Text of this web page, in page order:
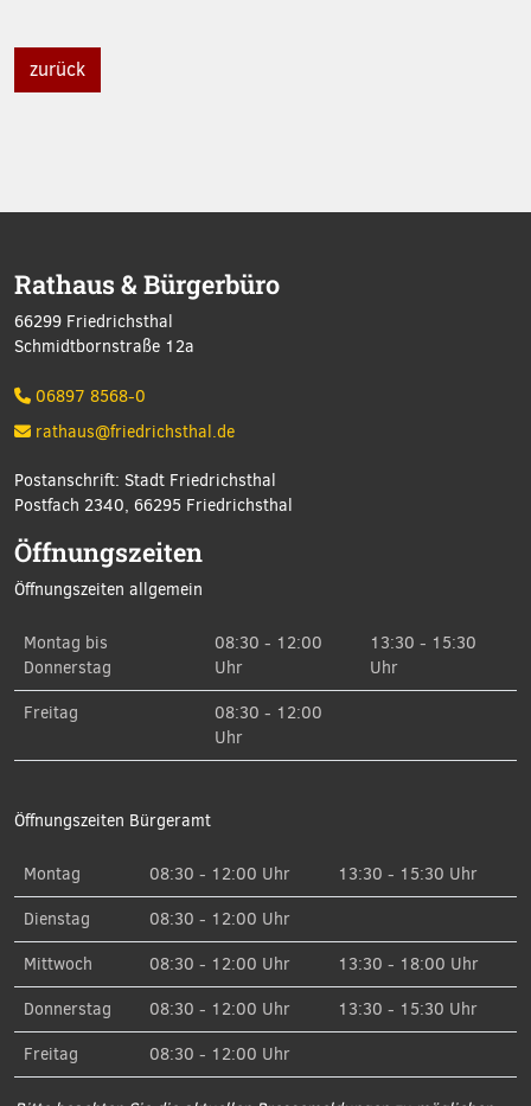
zurück
Rathaus & Bürgerbüro
66299 Friedrichsthal
Schmidtbornstraße 12a
06897 8568-0
rathaus@friedrichsthal.de
Postanschrift: Stadt Friedrichsthal
Postfach 2340, 66295 Friedrichsthal
Öffnungszeiten
Öffnungszeiten allgemein
Montag bis
Donnerstag
08:30 - 12:00
Uhr
13:30 - 15:30
Uhr
Freitag
08:30 - 12:00
Uhr
Öffnungszeiten Bürgeramt
Montag 08:30 - 12:00 Uhr
13:30 - 15:30 Uhr
Dienstag
08:30 - 12:00 Uhr
Mittwoch
08:30 - 12:00 Uhr
13:30 - 18:00 Uhr
Donnerstag
08:30 - 12:00 Uhr
13:30 - 15:30 Uhr
Freitag
08:30 - 12:00 Uhr